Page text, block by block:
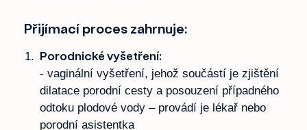
Přijímací proces zahrnuje:
Porodnické vyšetření:
- vaginální vyšetření, jehož součástí je zjištění
dilatace porodní cesty a posouzení případného
odtoku plodové vody – provádí je lékař nebo
porodní asistentka